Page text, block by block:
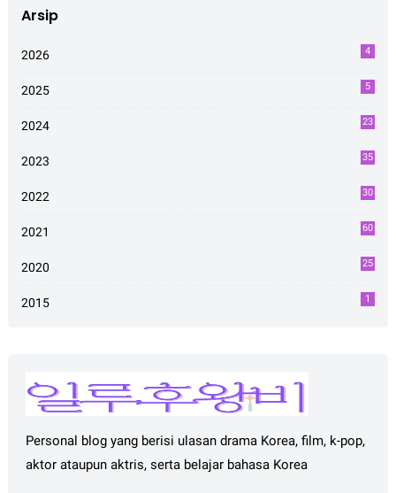
Arsip
2026 4
2025 5
2024 23
2023 35
2022 30
2021 60
2020 25
2015 1
Personal blog yang berisi ulasan drama Korea, film, k-pop,
aktor ataupun aktris, serta belajar bahasa Korea